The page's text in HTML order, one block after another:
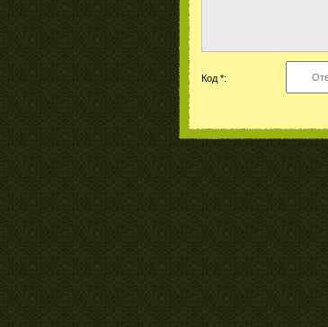
Код *: